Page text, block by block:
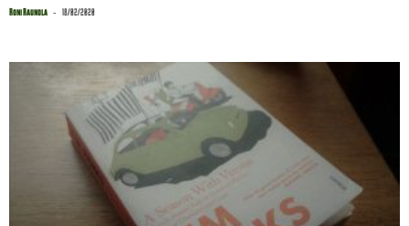
Roni Raunola - 18/02/2020